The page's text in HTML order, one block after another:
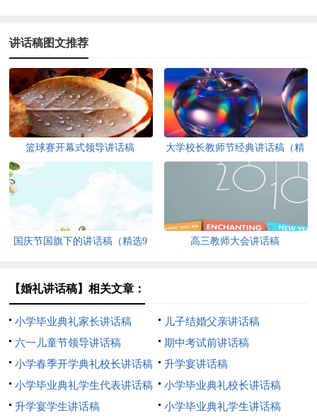
讲话稿图文推荐
篮球赛开幕式领导讲话稿
大学校长教师节经典讲话稿（精
选6篇）
国庆节国旗下的讲话稿（精选9
高三教师大会讲话稿
【婚礼讲话稿】相关文章：
小学毕业典礼家长讲话稿
儿子结婚父亲讲话稿
六一儿童节领导讲话稿
期中考试前讲话稿
小学春季开学典礼校长讲话稿
升学宴讲话稿
小学毕业典礼学生代表讲话稿
小学毕业典礼校长讲话稿
升学宴学生讲话稿
小学毕业典礼学生讲话稿